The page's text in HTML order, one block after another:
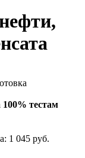
100% тестам
1 045 руб.